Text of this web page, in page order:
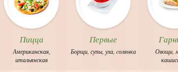
Пицца
Американская
итальянская
Первые
Борщи, супы, уха, cолянка Овощи,
каши